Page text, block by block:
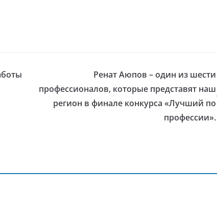
Ренат Аюпов – один из шести
профессионалов, которые представят наш
регион в финале конкурса «Лучший по
профессии».